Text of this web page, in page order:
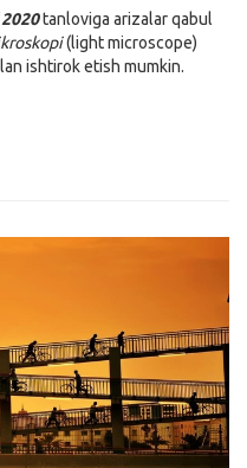
tanloviga arizalar qabul
(light microscope)
ishtirok etish mumkin.